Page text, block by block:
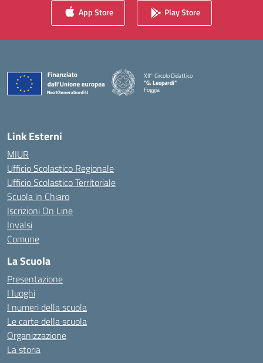
App Store Play Store
XII° Circolo Didattico
"G. Leopardi"
Foggia
— Visita la pagina iniziale della scuola
Link Esterni
MIUR
Ufficio Scolastico Regionale
Ufficio Scolastico Territoriale
Scuola in Chiaro
Iscrizioni On Line
Invalsi
Comune
La Scuola
Presentazione
I luoghi
I numeri della scuola
Le carte della scuola
Organizzazione
La storia